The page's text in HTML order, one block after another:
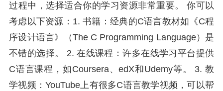
过程中，选择适合你的学习资源非常重要。 你可以
考虑以下资源：1. 书籍：经典的C语言教材如《C程
序设计语言》（The C Programming Language）是
不错的选择。 2. 在线课程：许多在线学习平台提供
C语言课程，如Coursera、edX和Udemy等。 3. 教
学视频：YouTube上有很多C语言教学视频，可以帮